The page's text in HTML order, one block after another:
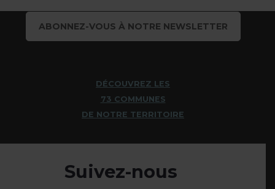
ABONNEZ-VOUS À NOTRE NEWSLETTER
DÉCOUVREZ LES
73 COMMUNES
DE NOTRE TERRITOIRE
Suivez-nous